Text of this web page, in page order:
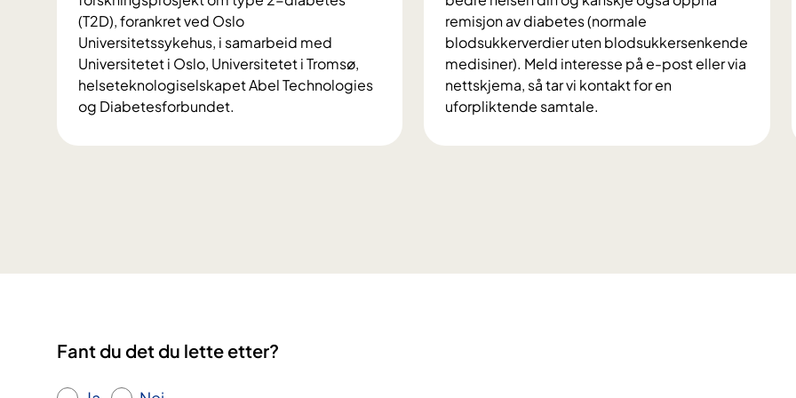
(T2D), forankret ved Oslo
Universitetssykehus, i samarbeid med
Universitetet i Oslo, Universitetet i Tromsø,
helseteknologiselskapet Abel Technologies
og Diabetesforbundet.
i
d
f
remisjon av diabetes (normale
blodsukkerverdier uten blodsukkersenkende
medisiner). Meld interesse på e-post eller via
nettskjema, så tar vi kontakt for en
uforpliktende samtale.
i
l
Fant du det du lette etter?